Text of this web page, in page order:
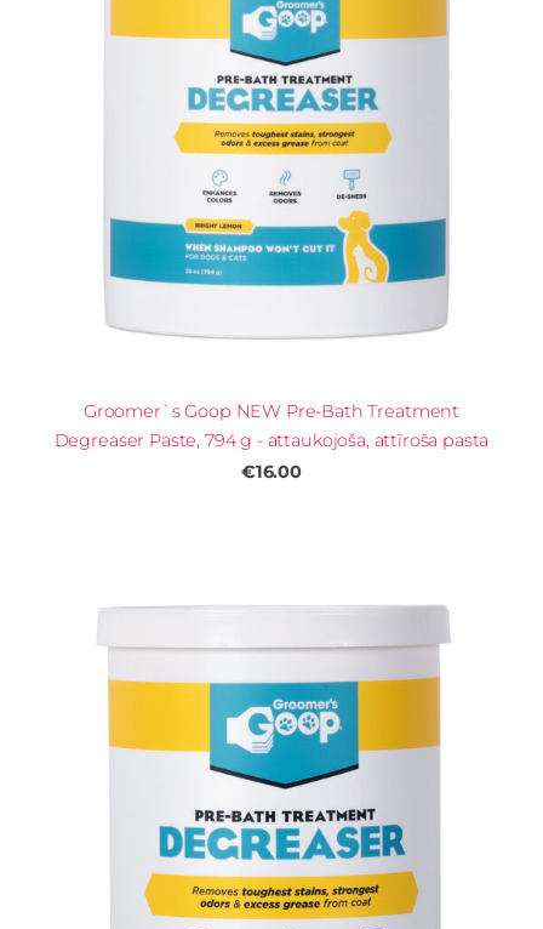
Groomer`s Goop NEW Pre-Bath Treatment
Degreaser Paste, 794 g - attaukojoša, attīroša pasta
€16.00